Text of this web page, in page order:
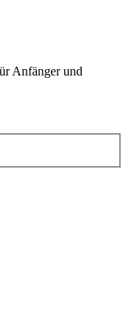
Anfänger und